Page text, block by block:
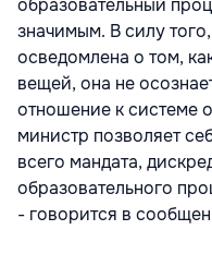
образовательный
значимым. В силу
осведомлена о том,
вещей, она не
отношение к системе
министр позволяет
всего мандата,
образовательного
- говорится в